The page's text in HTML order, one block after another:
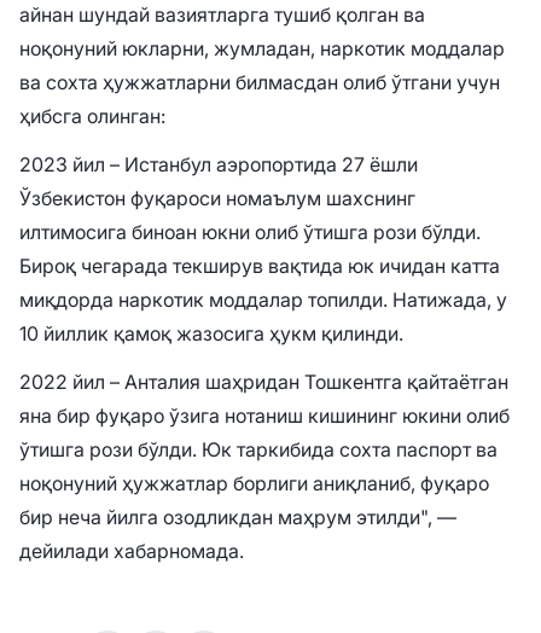
айнан шундай вазиятларга тушиб қолган ва
ноқонуний юкларни, жумладан, наркотик моддалар
ва сохта ҳужжатларни билмасдан олиб ўтгани учун
ҳибсга олинган:
2023 йил – Истанбул аэропортида 27 ёшли
Ўзбекистон фуқароси номаълум шахснинг
илтимосига биноан юкни олиб ўтишга рози бўлди.
Бироқ чегарада текширув вақтида юк ичидан катта
миқдорда наркотик моддалар топилди. Натижада, у
10 йиллик қамоқ жазосига ҳукм қилинди.
2022 йил – Анталия шаҳридан Тошкентга қайтаётган
яна бир фуқаро ўзига нотаниш кишининг юкини олиб
ўтишга рози бўлди. Юк таркибида сохта паспорт ва
ноқонуний ҳужжатлар борлиги аниқланиб, фуқаро
бир неча йилга озодликдан маҳрум этилди", —
дейилади хабарномада.